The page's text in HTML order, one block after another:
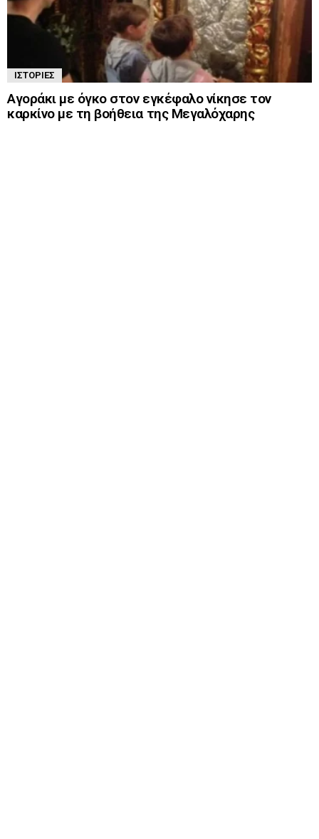
ΙΣΤΟΡΊΕΣ
Αγοράκι με όγκο στον εγκέφαλο νίκησε τον
καρκίνο με τη βοήθεια της Μεγαλόχαρης